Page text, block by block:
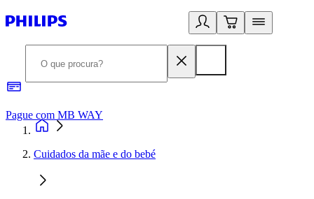
Pague com MB WAY
Cuidados da mãe e do bebé